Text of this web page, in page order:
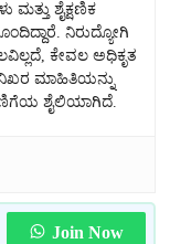
ಮತ್ತು ಶೈಕ್ಷಣಿಕ
ನಿರುದ್ಯೋಗಿ
ಕೇವಲ ಅಧಿಕೃತ
ಮಾಹಿತಿಯನ್ನು
ಶೈಲಿಯಾಗಿದೆ.
Join Now